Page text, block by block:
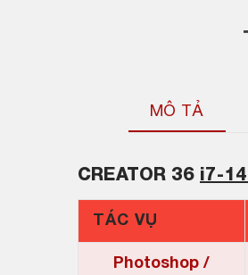
MÔ TẢ
CREATOR 36 i7-
TÁC VỤ
Photoshop /